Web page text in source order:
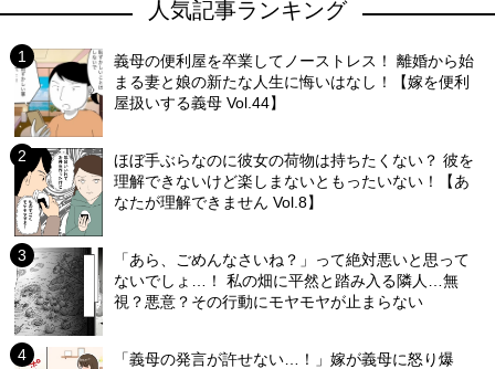
人気記事ランキング
義母の便利屋を卒業してノーストレス！ 離婚から始
まる妻と娘の新たな人生に悔いはなし！【嫁を便利
屋扱いする義母 Vol.44】
ほぼ手ぶらなのに彼女の荷物は持ちたくない？ 彼を
理解できないけど楽しまないともったいない！【あ
なたが理解できません Vol.8】
「あら、ごめんなさいね？」って絶対悪いと思って
ないでしょ…！ 私の畑に平然と踏み入る隣人…無
視？悪意？その行動にモヤモヤが止まらない
「義母の発言が許せない…！」嫁が義母に怒り爆